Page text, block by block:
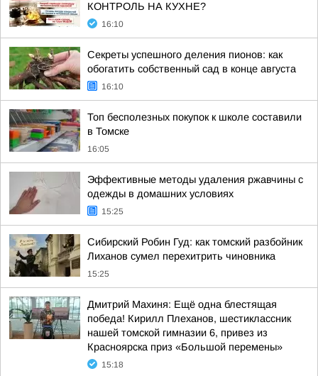
КОНТРОЛЬ НА КУХНЕ?
16:10
Секреты успешного деления пионов: как
обогатить собственный сад в конце августа
16:10
Топ бесполезных покупок к школе составили
в Томске
16:05
Эффективные методы удаления ржавчины с
одежды в домашних условиях
15:25
Сибирский Робин Гуд: как томский разбойник
Лиханов сумел перехитрить чиновника
15:25
Дмитрий Махиня: Ещё одна блестящая
победа! Кирилл Плеханов, шестиклассник
нашей томской гимназии 6, привез из
Красноярска приз «Большой перемены»
15:18